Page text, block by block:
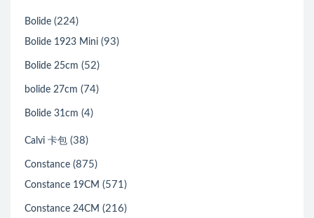
Bolide (224)
Bolide 1923 Mini (93)
Bolide 25cm (52)
bolide 27cm (74)
Bolide 31cm (4)
Calvi 卡包 (38)
Constance (875)
Constance 19CM (571)
Constance 24CM (216)